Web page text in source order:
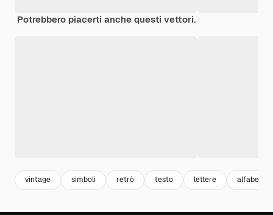
Potrebbero piacerti anche questi vettori.
vintage simboli retrò testo lettere alfabeto